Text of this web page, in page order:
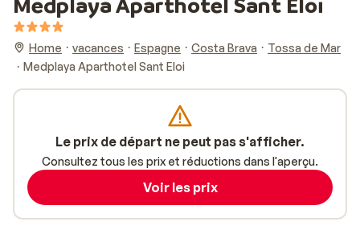
Home vacances Espagne Costa Brava
Tossa de Mar
Medplaya Aparthotel Sant Eloi
Le prix de départ ne peut pas s'afficher.
Consultez tous les prix et réductions dans l'aperçu.
Voir les prix